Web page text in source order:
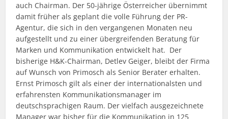
auch Chairman. Der 50-jährige Österreicher übernimmt
damit früher als geplant die volle Führung der PR-
Agentur, die sich in den vergangenen Monaten neu
aufgestellt und zu einer übergreifenden Beratung für
Marken und Kommunikation entwickelt hat. Der
bisherige H&K-Chairman, Detlev Geiger, bleibt der Firma
auf Wunsch von Primosch als Senior Berater erhalten.
Ernst Primosch gilt als einer der internationalsten und
erfahrensten Kommunikationsmanager im
deutschsprachigen Raum. Der vielfach ausgezeichnete
Manager war bisher für die Kommunikation in 125